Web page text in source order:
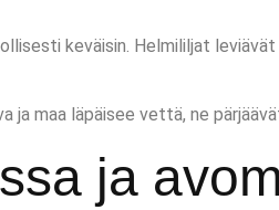
keväisin. Helmililjat
ja maa läpäisee vettä, ne
ja